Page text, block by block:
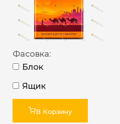
Фасовка:
Блок
Ящик
В Корзину